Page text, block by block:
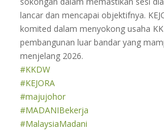
lancar dan mencapai objektifnya.
komited dalam menyokong usaha
pembangunan luar bandar yang
menjelang 2026.
#KKDW
#KEJORA
#majujohor
#MADANIBekerja
#MalaysiaMadani